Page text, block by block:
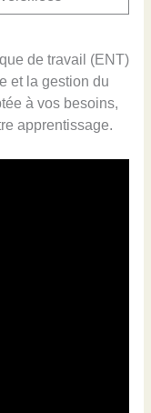
de travail (ENT)
et la gestion du
à vos besoins,
apprentissage.